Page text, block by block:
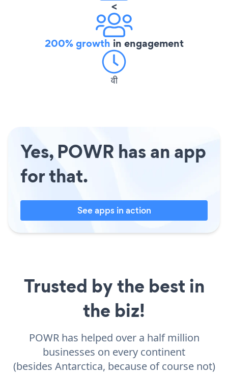
<
200% growth in engagement
वी
Yes, POWR has an app
for that.
See apps in action
Trusted by the best in
the biz!
POWR has helped over a half million
businesses on every continent
(besides Antarctica, because of course not)